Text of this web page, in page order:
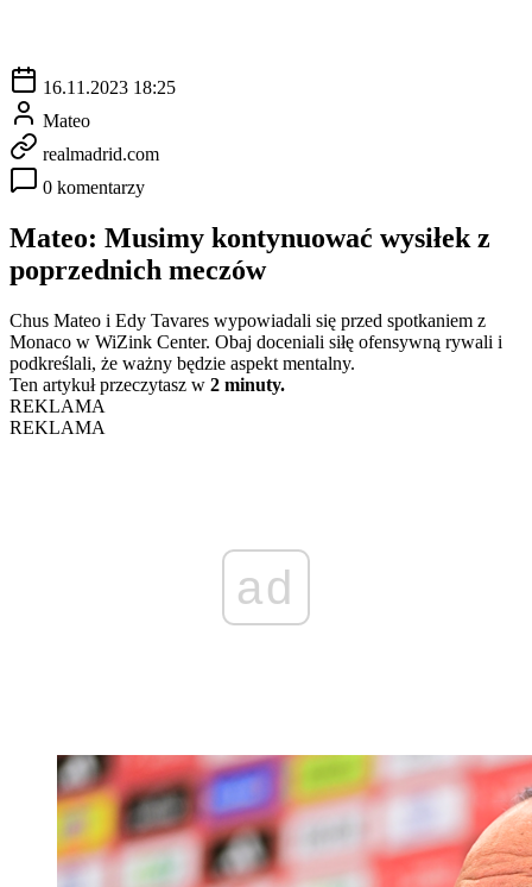
16.11.2023 18:25
Mateo
realmadrid.com
0 komentarzy
Mateo: Musimy kontynuować wysiłek z
poprzednich meczów
Chus Mateo i Edy Tavares wypowiadali się przed spotkaniem z
Monaco w WiZink Center. Obaj doceniali siłę ofensywną rywali i
podkreślali, że ważny będzie aspekt mentalny.
Ten artykuł przeczytasz w 2 minuty.
REKLAMA
REKLAMA
ad